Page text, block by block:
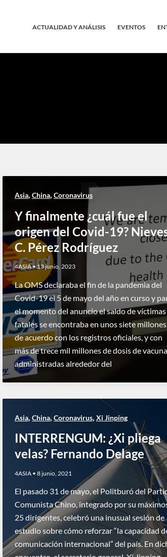
ACTUALIDAD Y ANÁLISIS EVENTOS
Asia, China, Coronavirus
Y finalmente ¿cuál fue el
origen del Covid-19?
C. Pérez Rodríguez
4ASIA• 13 junio, 2023
La OMS declaraba el fin de la pandemia del
Covid-19 el 5 de mayo del año en curso y
el momento del anuncio el saldo de víctimas
fatales se encontraba en unos siete millones,
de acuerdo con los registros oficiales, y con
más de trece mil millones de dosis de
administradas alrededor del
Asia, China, Coronavirus, Xi Jinping
INTERRENGUM: ¿Xi pliega
velas? Fernando Delage
4ASIA • 8 junio, 2021
El pasado 31 de mayo, el Politburó del
Comunista Chino, integrado por su
25 dirigentes, celebró una inusual sesión de
estudio sobre cómo reforzar “la capacidad
comunicación internacional” del país. En